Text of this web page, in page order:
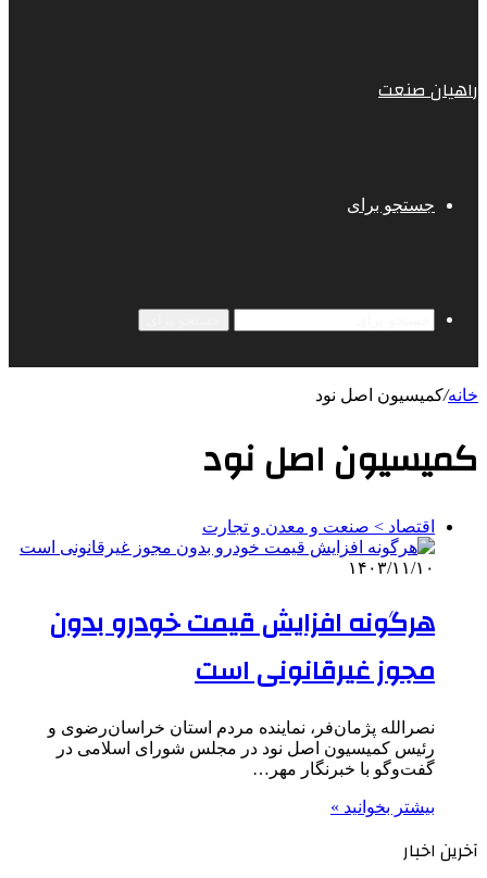
راهیان صنعت
جستجو برای
خانه/کمیسیون اصل نود
کمیسیون اصل نود
اقتصاد > صنعت و معدن و تجارت
۱۴۰۳/۱۱/۱۰
هرگونه افزایش قیمت خودرو بدون
مجوز غیرقانونی است
نصرالله پژمان‌فر، نماینده مردم استان خراسان‌رضوی و
رئیس کمیسیون اصل نود در مجلس شورای اسلامی در
گفت‌وگو با خبرنگار مهر…
بیشتر بخوانید »
آخرین اخبار